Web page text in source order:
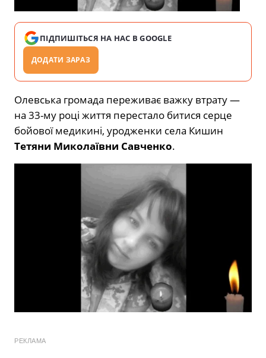
ПІДПИШІТЬСЯ НА НАС В GOOGLE
ДОДАТИ ЗАРАЗ
Олевська громада переживає важку втрату —
на 33-му році життя перестало битися серце
бойової медикині, уродженки села Кишин
Тетяни Миколаївни Савченко.
РЕКЛАМА